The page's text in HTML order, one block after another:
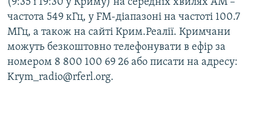
частота 549 кГц, у FM-діапазоні на частоті 100.7
МГц, а також на сайті Крим.Реалії. Кримчани
можуть безкоштовно телефонувати в ефір за
номером 8 800 100 69 26 або писати на адресу:
Krym_radio@rferl.org.